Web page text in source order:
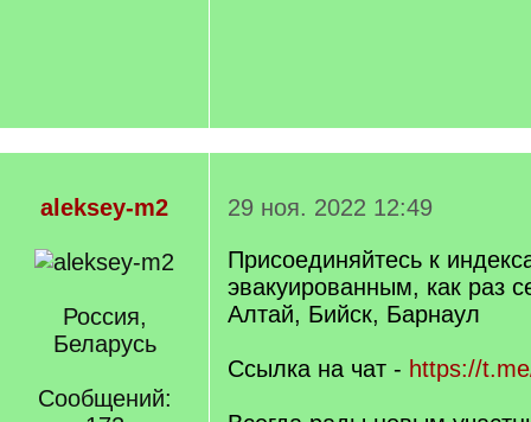
aleksey-m2
Россия,
Беларусь
Сообщений:
29 ноя. 2022 12:49
Присоединяйтесь к
эвакуированным, как раз
Алтай, Бийск, Барнаул
Ссылка на чат - https://